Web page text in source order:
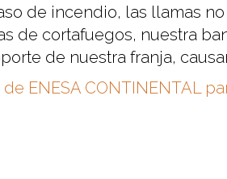
de incendio, las llamas
de cortafuegos, nuestra
de nuestra franja,
ENESA CONTINENTAL